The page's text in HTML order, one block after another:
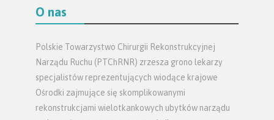
O nas
Polskie Towarzystwo Chirurgii Rekonstrukcyjnej
Narządu Ruchu (PTChRNR) zrzesza grono lekarzy
specjalistów reprezentujących wiodące krajowe
Ośrodki zajmujące się skomplikowanymi
rekonstrukcjami wielotkankowych ubytków narządu